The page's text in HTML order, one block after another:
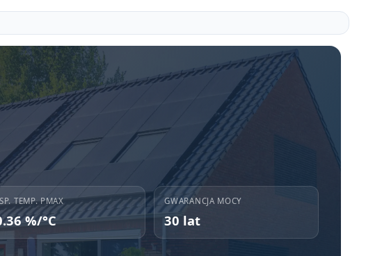
TEMP. PMAX
%/°C
GWARANCJA MOCY
30 lat